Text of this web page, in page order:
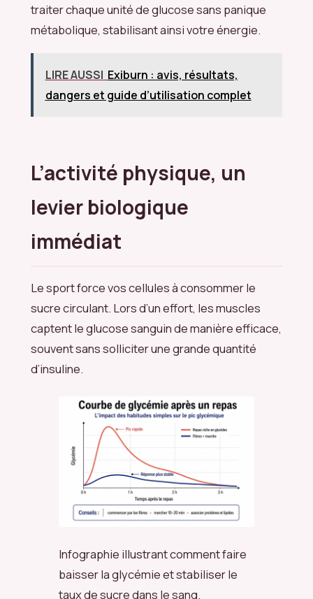
traiter chaque unité de glucose sans panique
métabolique, stabilisant ainsi votre énergie.
LIRE AUSSI Exiburn : avis, résultats,
dangers et guide d’utilisation complet
L’activité physique, un
levier biologique
immédiat
Le sport force vos cellules à consommer le
sucre circulant. Lors d’un effort, les muscles
captent le glucose sanguin de manière efficace,
souvent sans solliciter une grande quantité
d’insuline.
Infographie illustrant comment faire
baisser la glycémie et stabiliser le
taux de sucre dans le sang.